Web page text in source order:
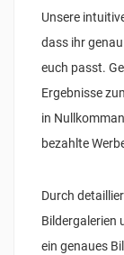
Unsere
dass ihr
euch passt.
Ergebnisse
in
bezahlte
Durch
Bildergalerien
ein genaues